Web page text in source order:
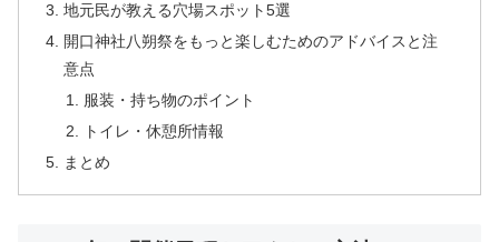
地元民が教える穴場スポット5選
開口神社八朔祭をもっと楽しむためのアドバイスと注
意点
服装・持ち物のポイント
トイレ・休憩所情報
まとめ